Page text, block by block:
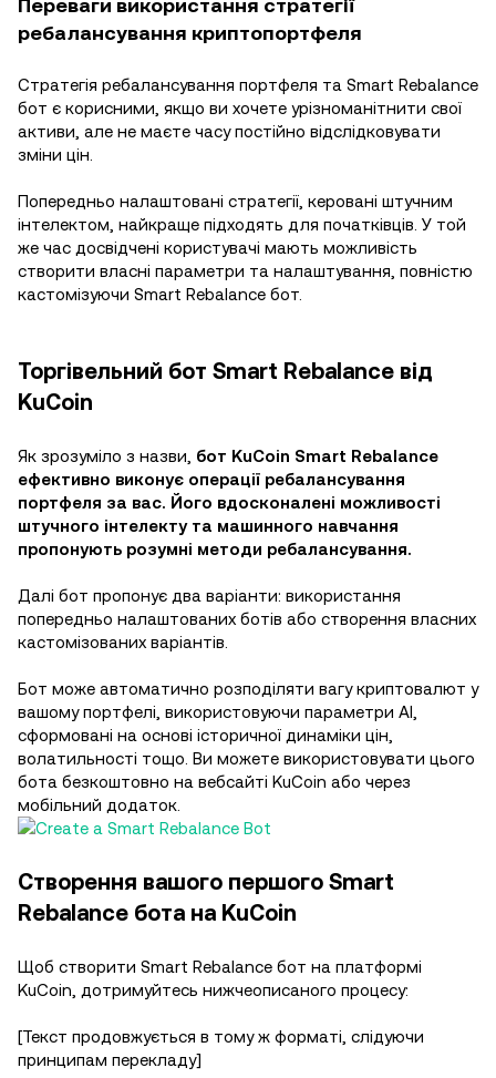
Переваги використання стратегії
ребалансування криптопортфеля
Стратегія ребалансування портфеля та Smart Rebalance
бот є корисними, якщо ви хочете урізноманітнити свої
активи, але не маєте часу постійно відслідковувати
зміни цін.
Попередньо налаштовані стратегії, керовані штучним
інтелектом, найкраще підходять для початківців. У той
же час досвідчені користувачі мають можливість
створити власні параметри та налаштування, повністю
кастомізуючи Smart Rebalance бот.
Торгівельний бот Smart Rebalance від
KuCoin
Як зрозуміло з назви, бот KuCoin Smart Rebalance
ефективно виконує операції ребалансування
портфеля за вас. Його вдосконалені можливості
штучного інтелекту та машинного навчання
пропонують розумні методи ребалансування.
Далі бот пропонує два варіанти: використання
попередньо налаштованих ботів або створення власних
кастомізованих варіантів.
Бот може автоматично розподіляти вагу криптовалют у
вашому портфелі, використовуючи параметри AI,
сформовані на основі історичної динаміки цін,
волатильності тощо. Ви можете використовувати цього
бота безкоштовно на вебсайті KuCoin або через
мобільний додаток.
Створення вашого першого Smart
Rebalance бота на KuCoin
Щоб створити Smart Rebalance бот на платформі
KuCoin, дотримуйтесь нижчеописаного процесу:
[Текст продовжується в тому ж форматі, слідуючи
принципам перекладу]